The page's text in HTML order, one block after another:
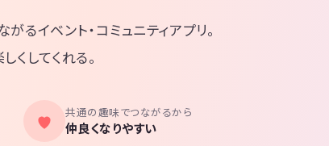
るイベント・コミュニティアプリ。
くしてくれる。
共通の趣味でつながるから
仲良くなりやすい